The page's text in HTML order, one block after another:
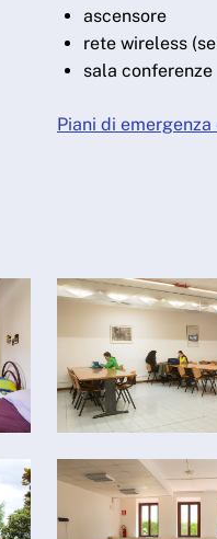
ascensore
rete wireless
sala conferenze
Piani di